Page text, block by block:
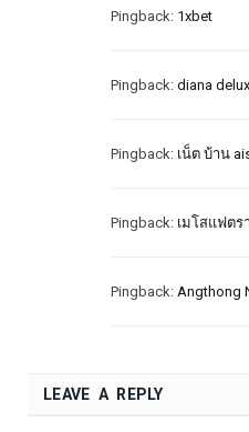
Pingback: 1xbet
Pingback: diana
Pingback: เน็ต บ้าน
Pingback: เมโสแฟตร
Pingback: Angthong
LEAVE A REPLY